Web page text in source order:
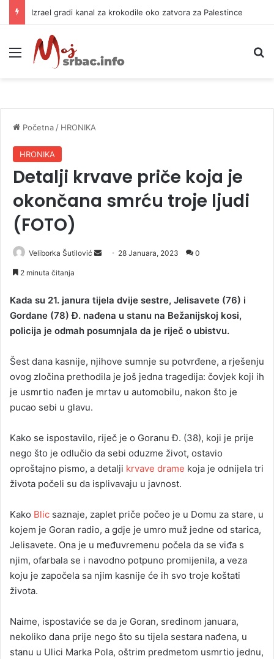
Izrael gradi kanal za krokodile oko zatvora za Palestince
Meni
Početna / HRONIKA
HRONIKA
Detalji krvave priče koja je
okončana smrću troje ljudi
(FOTO)
Veliborka Šutilović
d
a
n
m
a
28 Januara, 2023 0
2 minuta čitanja
Kada su 21. janura tijela dvije sestre, Jelisavete (76) i
Gordane (78) Đ. nađena u stanu na Bežanijskoj kosi,
policija je odmah posumnjala da je riječ o ubistvu.
Šest dana kasnije, njihove sumnje su potvrđene, a rješenju
ovog zločina prethodila je još jedna tragedija: čovjek koji ih
je usmrtio nađen je mrtav u automobilu, nakon što je
pucao sebi u glavu.
Kako se ispostavilo, riječ je o Goranu Đ. (38), koji je prije
nego što je odlučio da sebi oduzme život, ostavio
oproštajno pismo, a detalji krvave drame koja je odnijela tri
života počeli su da isplivavaju u javnost.
Kako Blic saznaje, zaplet priče počeo je u Domu za stare, u
kojem je Goran radio, a gdje je umro muž jedne od starica,
Jelisavete. Ona je u međuvremenu počela da se viđa s
njim, ofarbala se i navodno potpuno promijenila, a veza
koju je započela sa njim kasnije će ih svo troje koštati
života.
Naime, ispostaviće se da je Goran, sredinom januara,
nekoliko dana prije nego što su tijela sestara nađena, u
stanu u Ulici Marka Pola, oštrim predmetom usmrtio jednu,